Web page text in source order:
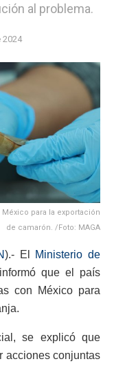
al problema.
2024
para la exportación
de camarón. /Foto: MAGA
).- El Ministerio de
que el país
con México para
se explicó que
acciones conjuntas